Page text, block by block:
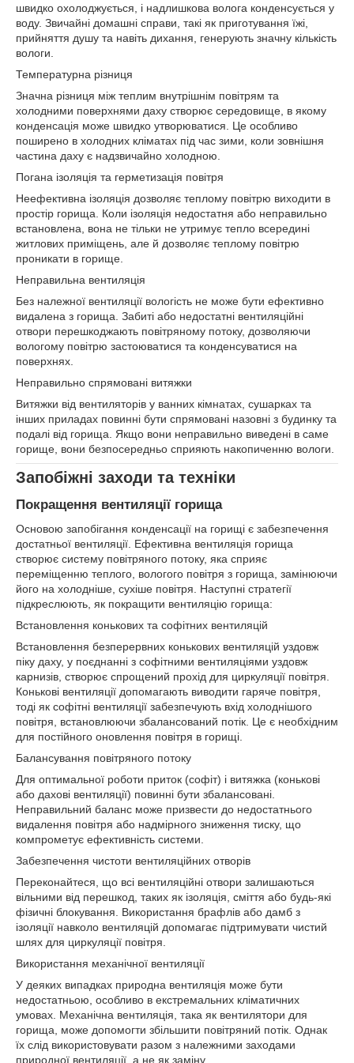
швидко охолоджується, і надлишкова волога конденсується у
воду. Звичайні домашні справи, такі як приготування їжі,
прийняття душу та навіть дихання, генерують значну кількість
вологи.
Температурна різниця
Значна різниця між теплим внутрішнім повітрям та
холодними поверхнями даху створює середовище, в якому
конденсація може швидко утворюватися. Це особливо
поширено в холодних кліматах під час зими, коли зовнішня
частина даху є надзвичайно холодною.
Погана ізоляція та герметизація повітря
Неефективна ізоляція дозволяє теплому повітрю виходити в
простір горища. Коли ізоляція недостатня або неправильно
встановлена, вона не тільки не утримує тепло всередині
житлових приміщень, але й дозволяє теплому повітрю
проникати в горище.
Неправильна вентиляція
Без належної вентиляції вологість не може бути ефективно
видалена з горища. Забиті або недостатні вентиляційні
отвори перешкоджають повітряному потоку, дозволяючи
вологому повітрю застоюватися та конденсуватися на
поверхнях.
Неправильно спрямовані витяжки
Витяжки від вентиляторів у ванних кімнатах, сушарках та
інших приладах повинні бути спрямовані назовні з будинку та
подалі від горища. Якщо вони неправильно виведені в саме
горище, вони безпосередньо сприяють накопиченню вологи.
Запобіжні заходи та техніки
Покращення вентиляції горища
Основою запобігання конденсації на горищі є забезпечення
достатньої вентиляції. Ефективна вентиляція горища
створює систему повітряного потоку, яка сприяє
переміщенню теплого, вологого повітря з горища, замінюючи
його на холодніше, сухіше повітря. Наступні стратегії
підкреслюють, як покращити вентиляцію горища:
Встановлення конькових та софітних вентиляцій
Встановлення безперервних конькових вентиляцій уздовж
піку даху, у поєднанні з софітними вентиляціями уздовж
карнизів, створює спрощений прохід для циркуляції повітря.
Конькові вентиляції допомагають виводити гаряче повітря,
тоді як софітні вентиляції забезпечують вхід холоднішого
повітря, встановлюючи збалансований потік. Це є необхідним
для постійного оновлення повітря в горищі.
Балансування повітряного потоку
Для оптимальної роботи приток (софіт) і витяжка (конькові
або дахові вентиляції) повинні бути збалансовані.
Неправильний баланс може призвести до недостатнього
видалення повітря або надмірного зниження тиску, що
компрометує ефективність системи.
Забезпечення чистоти вентиляційних отворів
Переконайтеся, що всі вентиляційні отвори залишаються
вільними від перешкод, таких як ізоляція, сміття або будь-які
фізичні блокування. Використання брафлів або дамб з
ізоляції навколо вентиляцій допомагає підтримувати чистий
шлях для циркуляції повітря.
Використання механічної вентиляції
У деяких випадках природна вентиляція може бути
недостатньою, особливо в екстремальних кліматичних
умовах. Механічна вентиляція, така як вентилятори для
горища, може допомогти збільшити повітряний потік. Однак
їх слід використовувати разом з належними заходами
природної вентиляції, а не як заміну.